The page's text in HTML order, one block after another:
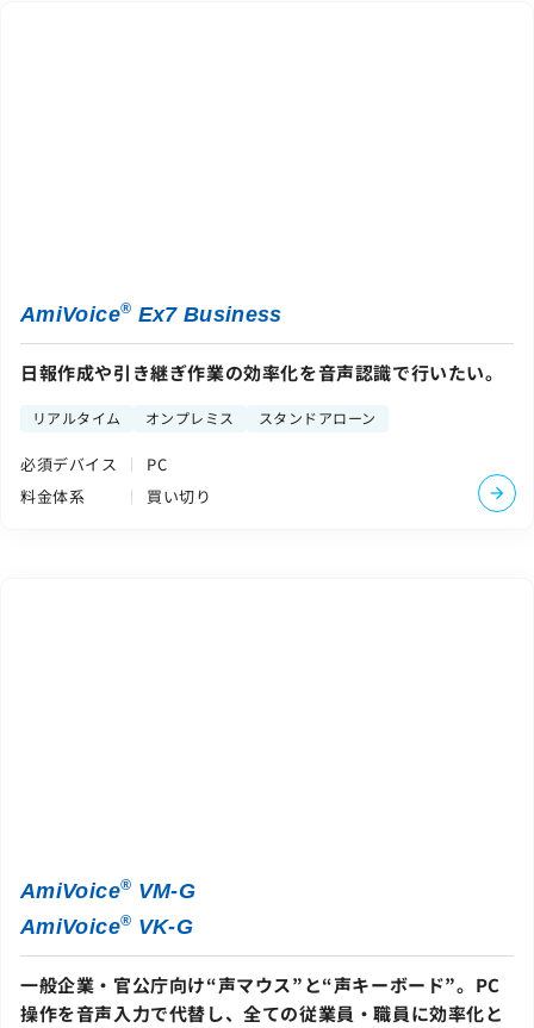
AmiVoice® Ex7 Business
日報作成や引き継ぎ作業の効率化を音声認識で行いたい。
リアルタイム オンプレミス スタンドアローン
必須デバイス
PC
料金体系
買い切り
AmiVoice® VM-G
AmiVoice® VK-G
一般企業・官公庁向け“声マウス”と“声キーボード”。PC
操作を音声入力で代替し、全ての従業員・職員に効率化と